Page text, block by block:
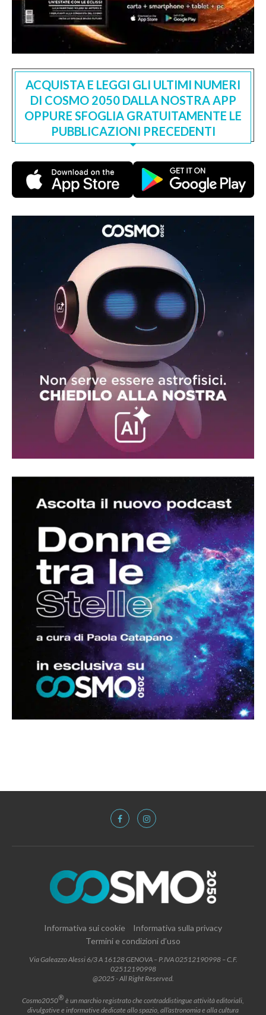
ACQUISTA E LEGGI GLI ULTIMI NUMERI
DI COSMO 2050 DALLA NOSTRA APP
OPPURE SFOGLIA GRATUITAMENTE LE
PUBBLICAZIONI PRECEDENTI
Informativa sui cookie
Informativa sulla privacy
Termini e condizioni d’uso
Via Galeazzo Alessi 6/3 A 16128 GENOVA – P.IVA 02512190998 – C.F.
02512190998
@2025 - All Right Reserved.
Cosmo2050®è un marchio registrato che contraddistingue attività editoriali,
divulgative e informative dedicate allo spazio, all’astronomia e alla cultura